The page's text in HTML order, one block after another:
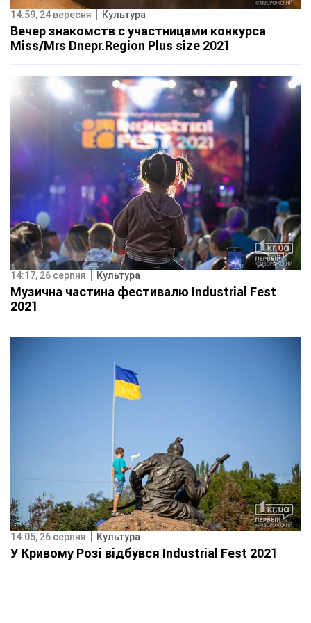
14:59, 24 вересня Культура
Вечер знакомств с участницами конкурса
Miss/Mrs Dnepr.Region Plus size 2021
14:17, 26 серпня Культура
Музична частина фестивалю Industrial Fest
2021
14:05, 26 серпня Культура
У Кривому Розі відбувся Industrial Fest 2021